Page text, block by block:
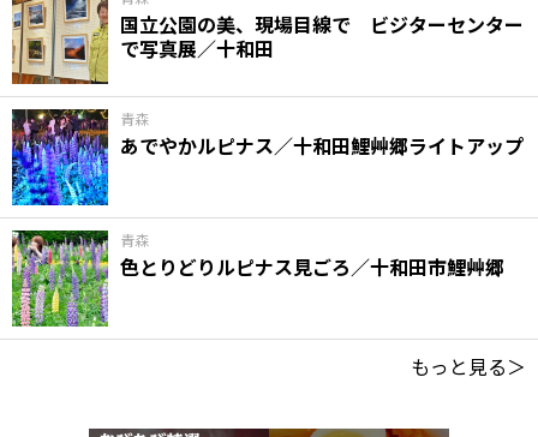
国立公園の美、現場目線で ビジターセンター
で写真展／十和田
青森
あでやかルピナス／十和田鯉艸郷ライトアップ
青森
色とりどりルピナス見ごろ／十和田市鯉艸郷
もっと見る＞